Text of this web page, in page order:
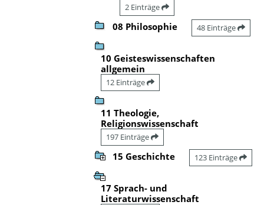
2 Einträge
08 Philosophie 48 Einträge
10 Geisteswissenschaften
allgemein
12 Einträge
11 Theologie,
Religionswissenschaft
197 Einträge
15 Geschichte 123 Einträge
17 Sprach- und
Literaturwissenschaft